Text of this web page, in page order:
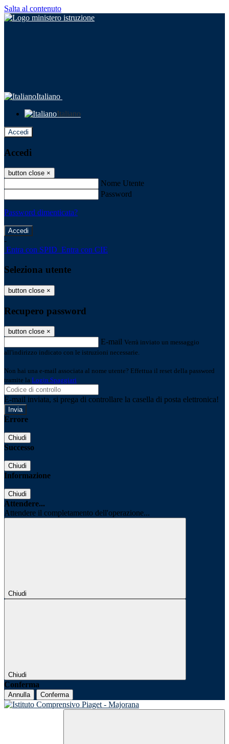
Salta al contenuto
Italiano
Italiano
Accedi
Accedi
button close ×
Nome Utente
Password
Password dimenticata?
-
Entra con SPID Entra con CIE
Seleziona utente
button close ×
Recupero password
button close ×
E-mail Verrà inviato un messaggio
all'indirizzo indicato con le istruzioni necessarie.
Non hai una e-mail associata al nome utente? Effettua il reset della password
tramite la Login Spaggiari
E-mail inviata, si prega di controllare la casella di posta elettronica!
Errore
Chiudi
Successo
Chiudi
Informazione
Chiudi
Attendere...
Attendere il completamento dell'operazione...
Chiudi
Chiudi
Conferma
Annulla Conferma